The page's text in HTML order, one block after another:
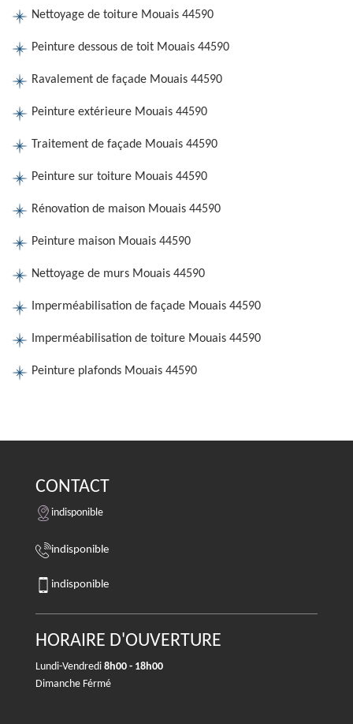
Nettoyage de toiture Mouais 44590
Peinture dessous de toit Mouais 44590
Ravalement de façade Mouais 44590
Peinture extérieure Mouais 44590
Traitement de façade Mouais 44590
Peinture sur toiture Mouais 44590
Rénovation de maison Mouais 44590
Peinture maison Mouais 44590
Nettoyage de murs Mouais 44590
Imperméabilisation de façade Mouais 44590
Imperméabilisation de toiture Mouais 44590
Peinture plafonds Mouais 44590
CONTACT
indisponible
indisponible
indisponible
HORAIRE D'OUVERTURE
Lundi-Vendredi 8h00 - 18h00
Dimanche Férmé